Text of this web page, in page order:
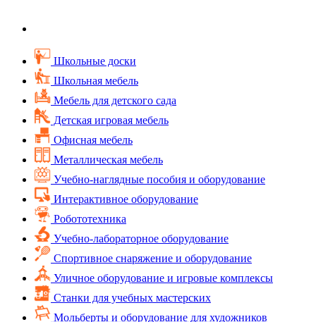
Школьные доски
Школьная мебель
Мебель для детского сада
Детская игровая мебель
Офисная мебель
Металлическая мебель
Учебно-наглядные пособия и оборудование
Интерактивное оборудование
Робототехника
Учебно-лабораторное оборудование
Спортивное снаряжение и оборудование
Уличное оборудование и игровые комплексы
Cтанки для учебных мастерских
Мольберты и оборудование для художников